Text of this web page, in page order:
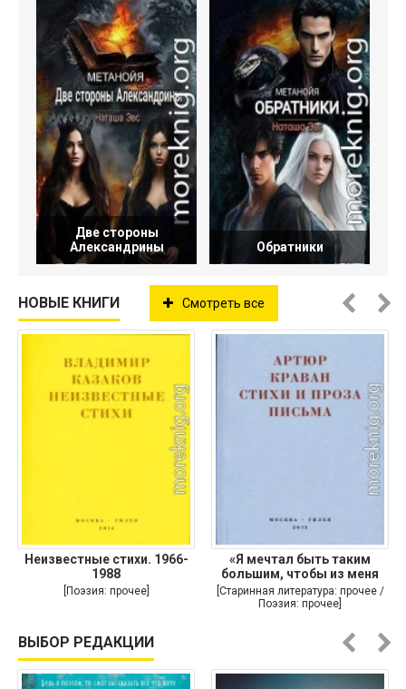
Две стороны
Александрины
Обратники
НОВЫЕ КНИГИ Смотреть все
Неизвестные стихи. 1966-
1988
[Поэзия: прочее]
«Я мечтал быть таким
большим, чтобы из меня
[Старинная литература: прочее /
Поэзия: прочее]
ВЫБОР РЕДАКЦИИ